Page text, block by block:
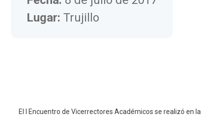
Lugar: Trujillo
El I Encuentro de Vicerrectores Académicos se realizó en la